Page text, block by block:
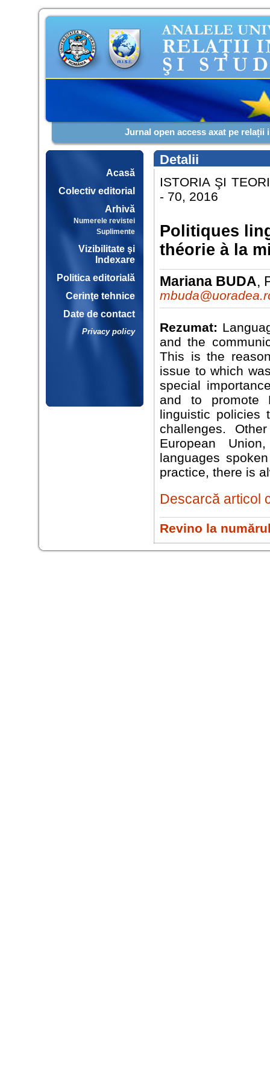
Jurnal open access axat pe relații
Acasă
Colectiv editorial
Arhivă
Numerele revistei
Suplimente
Vizibilitate şi
Indexare
Politica editorială
Cerinţe tehnice
Date de contact
Privacy policy
Detalii
ISTORIA ŞI
- 70, 2016
Politiques
théorie à la
Mariana BUDA,
Rezumat:
and the
This is the
issue to which
special
and to promote
linguistic policies
challenges.
European
languages
practice, there is
Descarcă articol
Revino la